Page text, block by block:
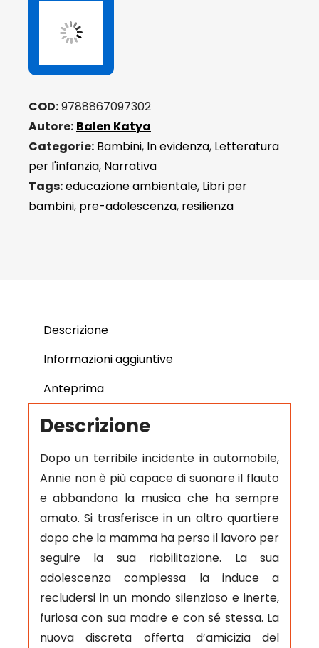
quantità
COD:9788867097302
Autore: Balen Katya
Categorie: Bambini, In evidenza, Letteratura
per l'infanzia, Narrativa
Tags:educazione ambientale, Libri per
bambini, pre-adolescenza, resilienza
Descrizione
Informazioni aggiuntive
Anteprima
Descrizione
Dopo un terribile incidente in automobile,
Annie non è più capace di suonare il flauto
e abbandona la musica che ha sempre
amato. Si trasferisce in un altro quartiere
dopo che la mamma ha perso il lavoro per
seguire la sua riabilitazione. La sua
adolescenza complessa la induce a
recludersi in un mondo silenzioso e inerte,
furiosa con sua madre e con sé stessa. La
nuova discreta offerta d’amicizia del